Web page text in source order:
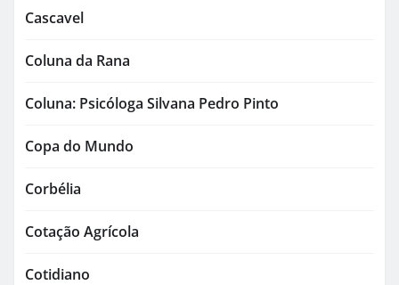
Cascavel
Coluna da Rana
Coluna: Psicóloga Silvana Pedro Pinto
Copa do Mundo
Corbélia
Cotação Agrícola
Cotidiano